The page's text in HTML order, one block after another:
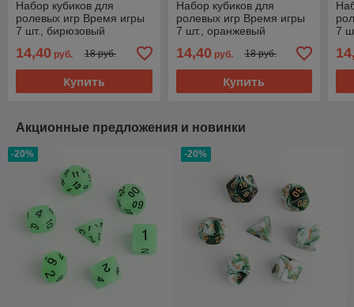
Набор кубиков для
ролевых игр Время игры
7 шт., бирюзовый
14,40 руб. 18 руб.
Купить
Набор кубиков для
ролевых игр Время игры
7 шт., оранжевый
14,40 руб. 18 руб.
Купить
7
Акционные предложения и новинки
-20% -20%